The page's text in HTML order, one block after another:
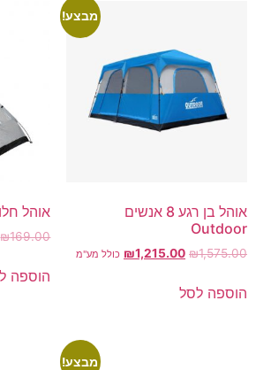
מבצע!
אוהל בן רגע 8 אנשים
Outdoor
₪1,575.00
₪1,215.00 כולל מע"מ
הוספה לסל
אוהל חלונות
₪169.00
הוספה
מבצע!